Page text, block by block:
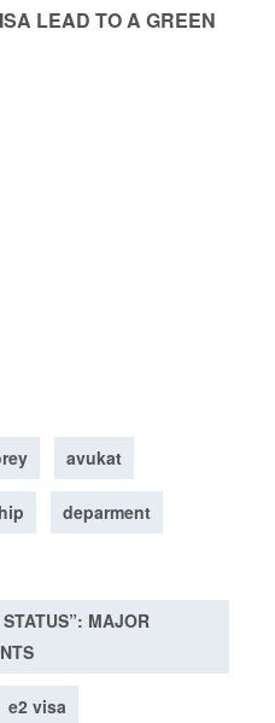
LEAD TO A GREEN
avukat
deparment
MAJOR
e2 visa